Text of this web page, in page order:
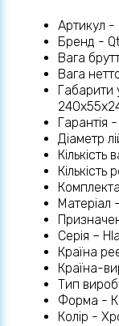
Артикул -
Бренд -
Вага
Вага
Гарантія
Діаметр
Кількість
Матеріал
Серія –
Країна
Країна-
Тип
Форма -
Колір -